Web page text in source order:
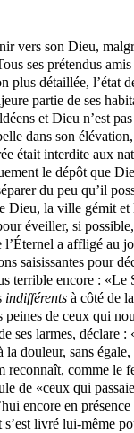
vers son Dieu,
ses prétendus
plus détaillée, l’état
partie de ses
et Dieu n’est
dans son
était interdite aux
le dépôt que
du peu qu’il
Dieu, la ville gémit et
éveiller, si
a affligé au
saisissantes pour
terrible encore : «Le
indifférentsà côté de
peines de ceux qui
ses larmes, déclare
la douleur, sans
reconnaît, comme
de «ceux qui
encore en
s’est livré lui-même